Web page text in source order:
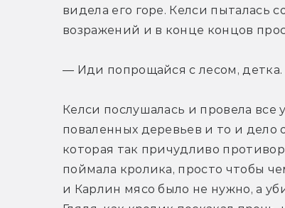
видела его горе. Келси пыталась
возражений и в конце концов
— Иди попрощайся с лесом, детка.
Келси послушалась и провела все
поваленных деревьев и то и дело
которая так причудливо
поймала кролика, просто чтобы
и Карлин мясо было не нужно, а